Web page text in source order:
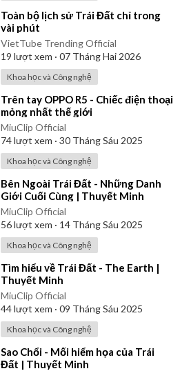
⁣Toàn bộ lịch sử Trái Đất chỉ trong
vài phút
VietTube Trending Official
19 lượt xem · 07 Tháng Hai 2026
Khoa học và Công nghệ
⁣Trên tay OPPO R5 - Chiếc điện thoại
mỏng nhất thế giới
MiuClip Official
74lượt xem · 30 Tháng Sáu 2025
Khoa học và Công nghệ
⁣Bên Ngoài Trái Đất - Những Danh
Giới Cuối Cùng | Thuyết Minh
MiuClip Official
56lượt xem · 14 Tháng Sáu 2025
Khoa học và Công nghệ
⁣Tìm hiểu về Trái Đất - The Earth |
Thuyết Minh
MiuClip Official
44lượt xem · 09 Tháng Sáu 2025
Khoa học và Công nghệ
⁣Sao Chổi - Mối hiểm họa của Trái
Đất | Thuyết Minh